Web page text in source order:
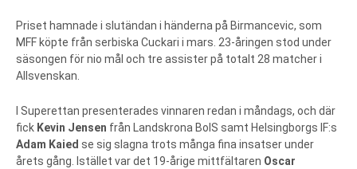
Priset hamnade i slutändan i händerna på Birmancevic, som
MFF köpte från serbiska Cuckari i mars. 23-åringen stod under
säsongen för nio mål och tre assister på totalt 28 matcher i
Allsvenskan.
I Superettan presenterades vinnaren redan i måndags, och där
fick Kevin Jensen från Landskrona BoIS samt Helsingborgs IF:s
Adam Kaied se sig slagna trots många fina insatser under
årets gång. Istället var det 19-årige mittfältaren Oscar